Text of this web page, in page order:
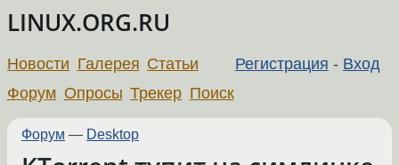
LINUX.ORG.RU
Регистрация - Вход
Новости Галерея Статьи
Форум Опросы Трекер Поиск
Форум — Desktop